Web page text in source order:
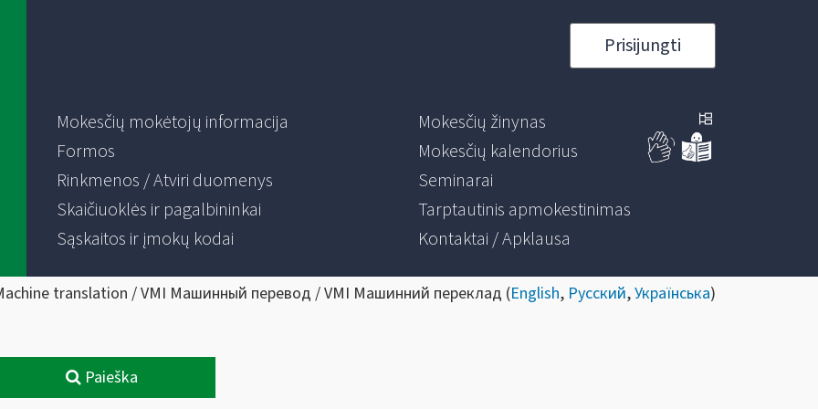
Prisijungti
Mokesčių mokėtojų informacija
Formos
Rinkmenos / Atviri duomenys
Skaičiuoklės ir pagalbininkai
Sąskaitos ir įmokų kodai
Mokesčių žinynas
Mokesčių kalendorius
Seminarai
Tarptautinis apmokestinimas
Kontaktai / Apklausa
translation / VMI Машинный перевод / VMI Машинний переклад (English, Русский,Українська)
Paieška